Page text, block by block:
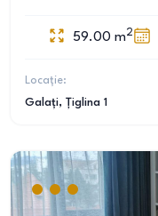
59.00 m2
Locație:
Galați, Țiglina 1